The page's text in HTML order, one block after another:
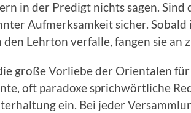
in der Predigt nichts sagen. Sind
Aufmerksamkeit sicher.
den Lehrton verfalle, fangen sie an
große Vorliebe der Orientalen
oft paradoxe sprichwörtliche
ein. Bei jeder